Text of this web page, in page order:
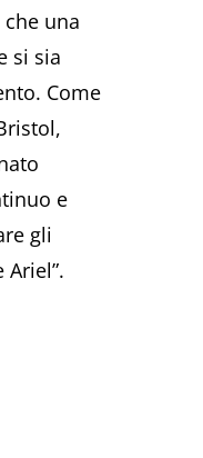
una
si sia
Come
e
gli